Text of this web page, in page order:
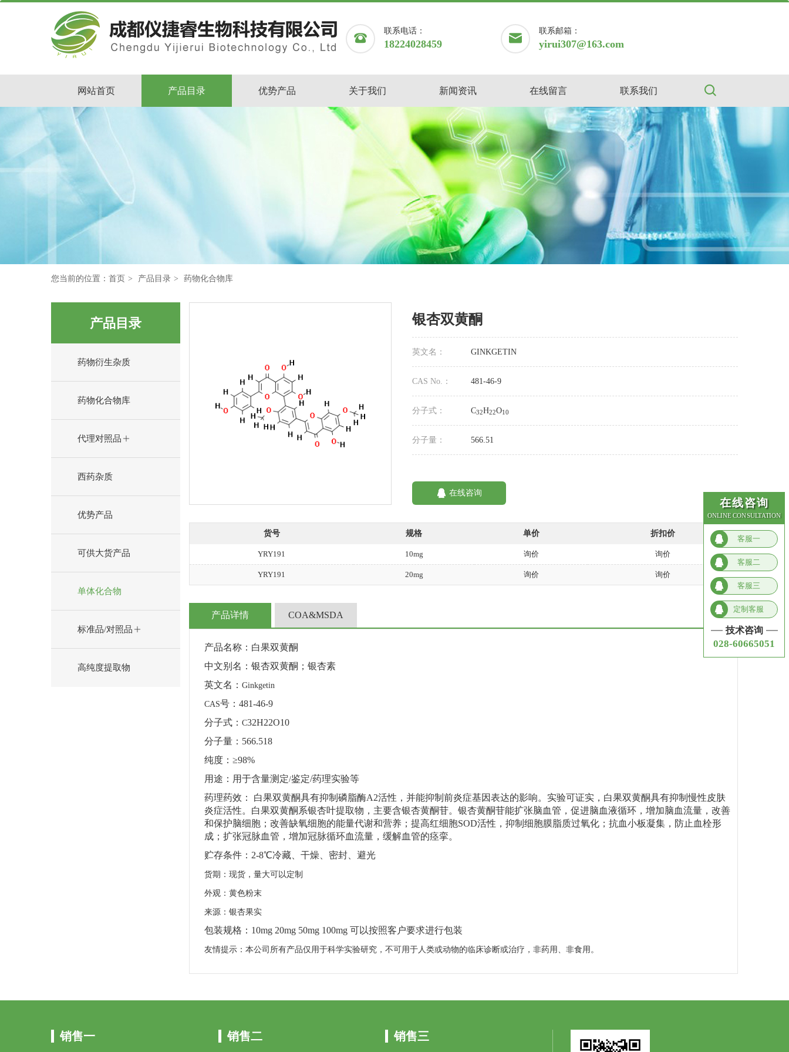
联系电话：
18224028459
联系邮箱：
yirui307@163.com
网站首页 产品目录 优势产品 关于我们 新闻资讯 在线留言 联系我们
您当前的位置： 首页 产品目录 药物化合物库
产品目录
药物衍生杂质
药物化合物库
代理对照品
西药杂质
优势产品
可供大货产品
单体化合物
标准品/对照品
高纯度提取物
银杏双黄酮
英文名： GINKGETIN
CAS No.： 481-46-9
分子式： C32H22O10
分子量： 566.51
在线咨询
货号 规格 单价 折扣价
YRY191 10mg 询价 询价
YRY191 20mg 询价 询价
产品详情 COA&MSDA
产品名称：白果双黄酮
中文别名：银杏双黄酮；银杏素
英文名： Ginkgetin
CAS号： 481-46-9
分子式： C32H22O10
分子量： 566.518
纯度： ≥98%
用途：用于含量测定/鉴定/药理实验等
药理药效：
白果双黄酮具有抑制磷脂酶A2活性，并能抑制前炎症基因表达的影响。实验可证实，白果双黄酮具有抑制慢性皮肤
炎症活性。白果双黄酮系银杏叶提取物，主要含银杏黄酮苷。银杏黄酮苷能扩张脑血管，促进脑血液循环，增加脑血流量，改善
和保护脑细胞；改善缺氧细胞的能量代谢和营养；提高红细胞SOD活性，抑制细胞膜脂质过氧化；抗血小板凝集，防止血栓形
成；扩张冠脉血管，增加冠脉循环血流量，缓解血管的痉挛。
贮存条件： 2-8℃冷藏、干燥、密封、避光
货期：现货，量大可以定制
外观：黄色粉末
来源：银杏果实
包装规格： 10mg 20mg 50mg 100mg 可以按照客户要求进行包装
友情提示：本公司所有产品仅用于科学实验研究，不可用于人类或动物的临床诊断或治疗，非药用、非食用。
销售一 销售二 销售三
在线咨询
ONLINE CONSULTATION
客服一
客服二
客服三
定制客服
技术咨询
028-60665051